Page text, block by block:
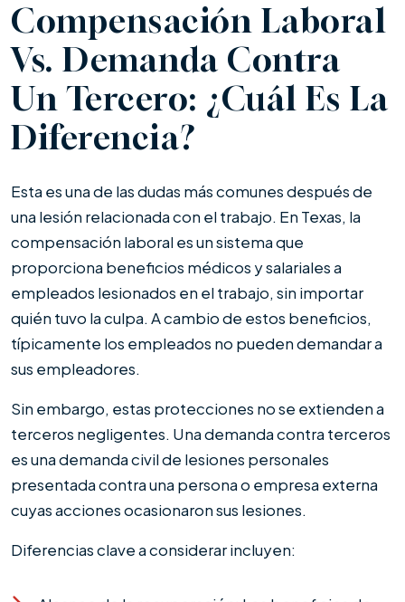
Compensación Laboral
Vs. Demanda Contra
Un Tercero: ¿Cuál Es La
Diferencia?
Esta es una de las dudas más comunes después de
una lesión relacionada con el trabajo. En Texas, la
compensación laboral es un sistema que
proporciona beneficios médicos y salariales a
empleados lesionados en el trabajo, sin importar
quién tuvo la culpa. A cambio de estos beneficios,
típicamente los empleados no pueden demandar a
sus empleadores.
Sin embargo, estas protecciones no se extienden a
terceros negligentes. Una demanda contra terceros
es una demanda civil de lesiones personales
presentada contra una persona o empresa externa
cuyas acciones ocasionaron sus lesiones.
Diferencias clave a considerar incluyen: